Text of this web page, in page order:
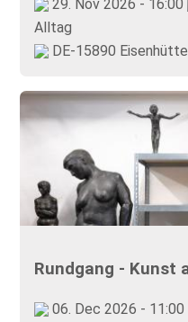
29. Nov 2026 - 16:00
Alltag
DE-15890
Rundgang - Kunst
06. Dec 2026 - 11:00